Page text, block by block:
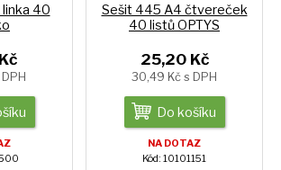
40
Sešit 445 A4 čtvereček
40 listů OPTYS
25,20 Kč
30,49 Kč s DPH
Do košíku
NA DOTAZ
Kód: 10101151